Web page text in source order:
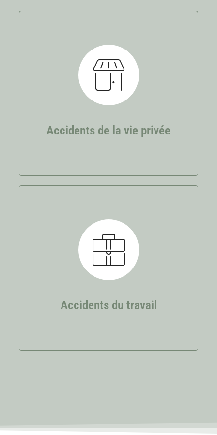
Accidents de la vie privée
Accidents de la vie privée
Chute, accident de bricolage, de sport ou de
loisirs, les accidents de la vie privée sont
Accidents du travail
Accidents du travail
Reconnaissance d’un accident du travail ou
d’une maladie professionnelle, soyez